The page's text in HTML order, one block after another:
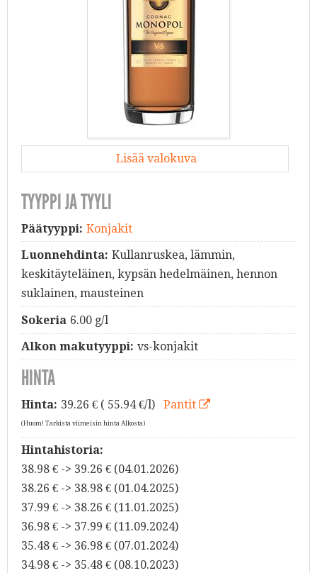
Lisää valokuva
TYYPPI JA TYYLI
Päätyyppi: Konjakit
Luonnehdinta: Kullanruskea, lämmin,
keskitäyteläinen, kypsän hedelmäinen, hennon
suklainen, mausteinen
Sokeria 6.00 g/l
Alkon makutyyppi: vs-konjakit
HINTA
Hinta: 39.26 € ( 55.94 €/l) Pantit
(Huom! Tarkista viimeisin hinta Alkosta)
Hintahistoria:
38.98 € -> 39.26 € (04.01.2026)
38.26 € -> 38.98 € (01.04.2025)
37.99 € -> 38.26 € (11.01.2025)
36.98 € -> 37.99 € (11.09.2024)
35.48 € -> 36.98 € (07.01.2024)
34.98 € -> 35.48 € (08.10.2023)